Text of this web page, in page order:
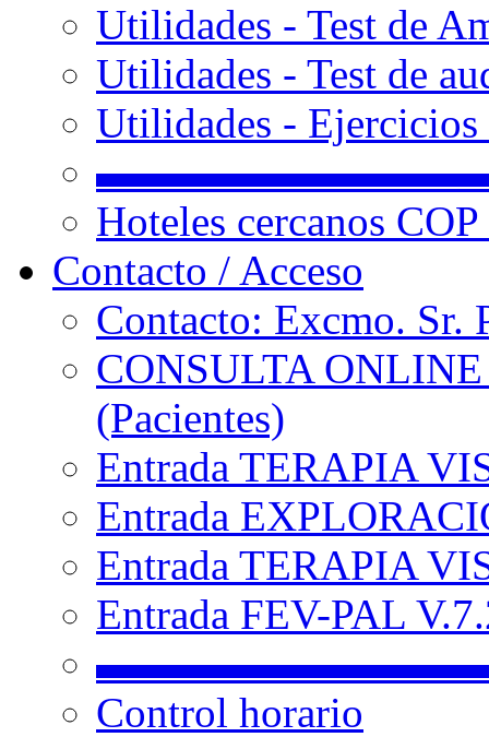
Utilidades - Test de
Utilidades - Test de
Utilidades -
Hoteles cercanos
Contacto / Acceso
Contacto: Excmo. Sr.
CONSULTA
(Pacientes)
Entrada TERAPIA
Entrada
Entrada TERAPIA
Entrada FEV-PAL
Control horario